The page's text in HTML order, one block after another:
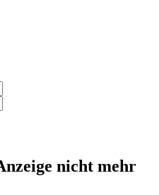
nicht mehr